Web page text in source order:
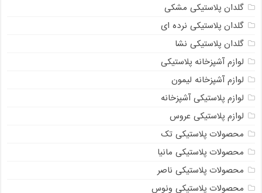
گلدان پلاستیکی مشکی
گلدان پلاستیکی نرده ای
گلدان پلاستیکی نشا
لوازم آشپزخانه پلاستیکی
لوازم آشپزخانه لیمون
لوازم پلاستیکی آشپزخانه
لوازم پلاستیکی عروس
محصولات پلاستیکی تک
محصولات پلاستیکی مانیا
محصولات پلاستیکی ناصر
محصولات پلاستیکی ونوس